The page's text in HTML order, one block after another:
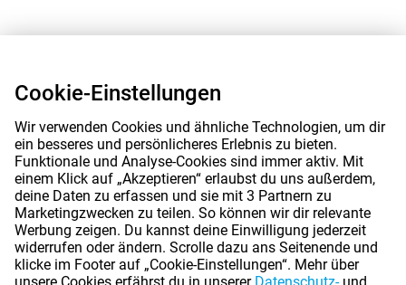
Cookie-Einstellungen
Wir verwenden Cookies und ähnliche Technologien, um dir
ein besseres und persönlicheres Erlebnis zu bieten.
Funktionale und Analyse-Cookies sind immer aktiv. Mit
einem Klick auf „Akzeptieren“ erlaubst du uns außerdem,
deine Daten zu erfassen und sie mit 3 Partnern zu
Marketingzwecken zu teilen. So können wir dir relevante
Werbung zeigen. Du kannst deine Einwilligung jederzeit
widerrufen oder ändern. Scrolle dazu ans Seitenende und
klicke im Footer auf „Cookie-Einstellungen“. Mehr über